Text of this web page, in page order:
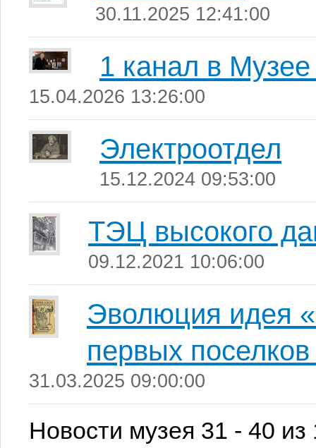
30.11.2025 12:41:00
1 канал в
15.04.2026 13:26:00
Электроотдел
15.12.2024 09:53:00
ТЭЦ высокого
09.12.2021 10:06:00
Эволюция идея
первых
31.03.2025 09:00:00
Новости музея 31 - 40 из